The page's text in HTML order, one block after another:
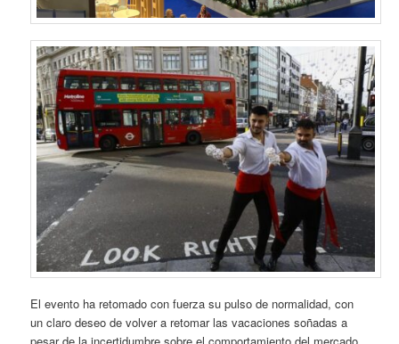
El evento ha retomado con fuerza su pulso de normalidad, con
un claro deseo de volver a retomar las vacaciones soñadas a